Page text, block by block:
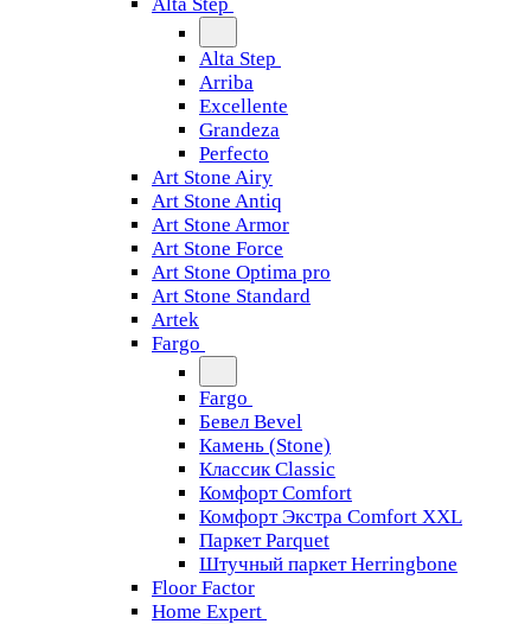
Alta Step
Arriba
Excellente
Grandeza
Perfecto
Art Stone Airy
Art Stone Antiq
Art Stone Armor
Art Stone Force
Art Stone Optima pro
Art Stone Standard
Artek
Fargo
Fargo
Бевел Bevel
Камень (Stone)
Классик Classic
Комфорт Comfort
Комфорт Экстра Comfort XXL
Паркет Parquet
Штучный паркет Herringbone
Floor Factor
Home Expert